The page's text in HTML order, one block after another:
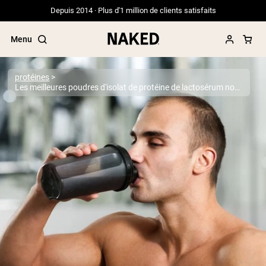
Depuis 2014 · Plus d'1 million de clients satisfaits
Menu
Termes de recherche populaires
”Protein Powder“
”Overnight Oats“
”Vegan protein“
”Collagen“
”Micellar Casein“
PROTÉINES EN POUDREMeilleure Vente
Protéine de pois
Protéine de Whey en Poudre
Peptides de collagène
protéines